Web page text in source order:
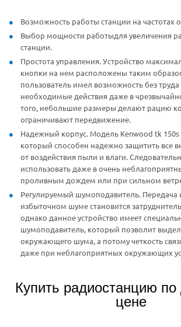
Возможность работы станции на частотах
Выбор мощности работыдля увеличения
станции.
Простота управления. Устройство
кнопки на нем расположены таким
пользователь имел возможность без
необходимые действия даже в
того, небольшие размеры делают рацию
ограничивают передвижение.
Надежный корпус. Модель Kenwood tk 150s
который способен надежно защитить все
от воздействия пыли и влаги.
использовать даже в очень
проливным дождем или при сильном
Регулируемый шумоподавитель.
избыточном шуме становится
однако данное устройство имеет
шумоподавитель, который позволит
окружающего шума, а потому четкость
даже при неблагоприятных окружающих
Купить радиостанцию по
цене